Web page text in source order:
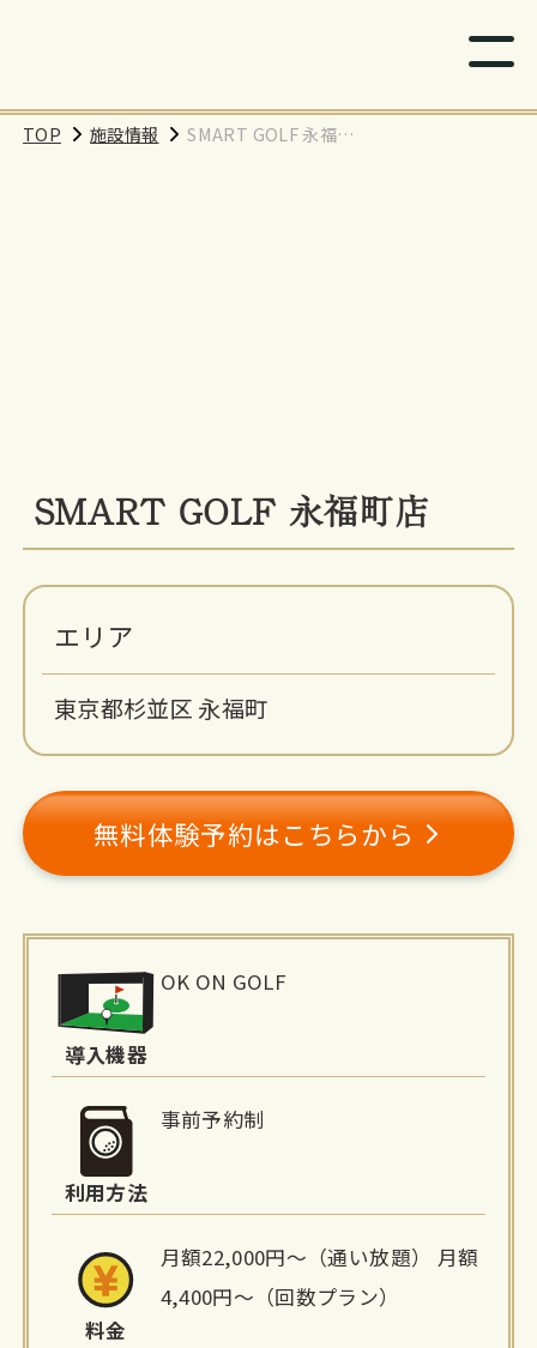
TOP 施設情報
SMART GOLF 永福町
SMART GOLF 永福町店
エリア
東京都杉並区 永福町
無料体験予約はこちらから
報
導入機器
OK ON GOLF
利用方法
事前予約制
料金
月額22,000円〜（通い放題） 月額
4,400円〜（回数プラン）